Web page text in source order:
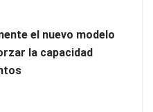
el nuevo modelo
la capacidad